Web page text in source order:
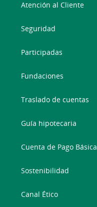
Atención al Cliente
Seguridad
Participadas
Fundaciones
Traslado de cuentas
Guía hipotecaria
Cuenta de Pago Básica
Sostenibilidad
Canal Ético